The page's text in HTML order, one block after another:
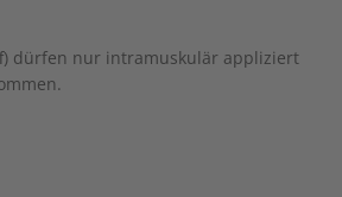
dürfen nur intramuskulär appliziert